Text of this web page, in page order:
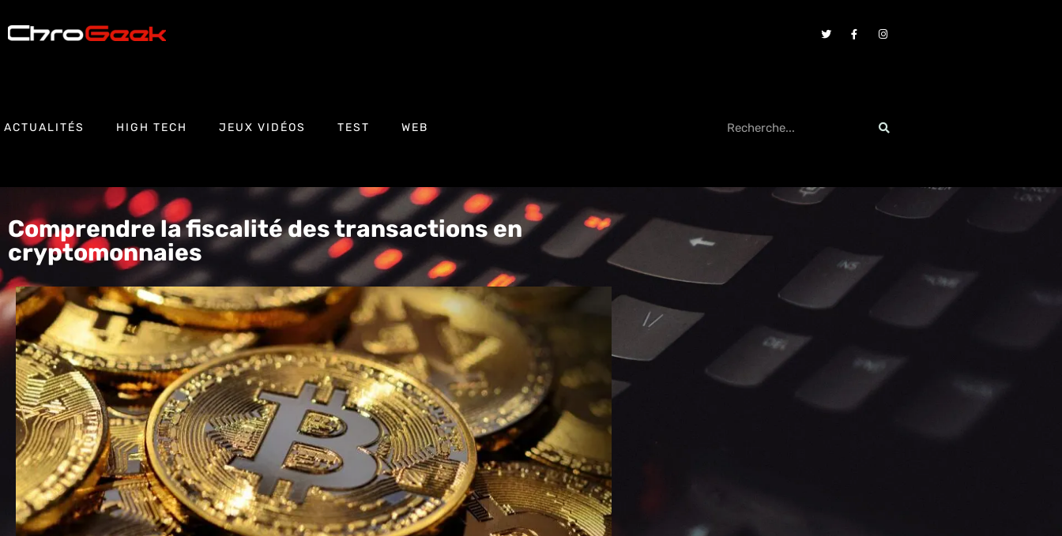
ACTUALITÉS HIGH TECH JEUX VIDÉOS TEST WEB
Comprendre la fiscalité des transactions en
cryptomonnaies